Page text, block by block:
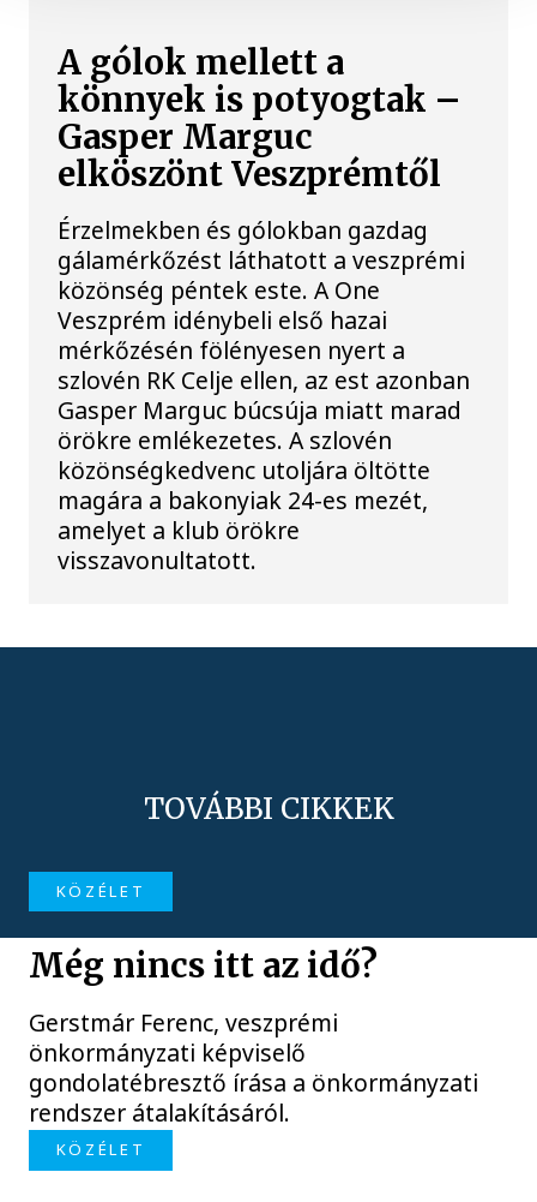
A gólok mellett a
könnyek is potyogtak –
Gasper Marguc
elköszönt Veszprémtől
Érzelmekben és gólokban gazdag
gálamérkőzést láthatott a veszprémi
közönség péntek este. A One
Veszprém idénybeli első hazai
mérkőzésén fölényesen nyert a
szlovén RK Celje ellen, az est azonban
Gasper Marguc búcsúja miatt marad
örökre emlékezetes. A szlovén
közönségkedvenc utoljára öltötte
magára a bakonyiak 24-es mezét,
amelyet a klub örökre
visszavonultatott.
TOVÁBBI CIKKEK
KÖZÉLET
Még nincs itt az idő?
Gerstmár Ferenc, veszprémi
önkormányzati képviselő
gondolatébresztő írása a önkormányzati
rendszer átalakításáról.
KÖZÉLET